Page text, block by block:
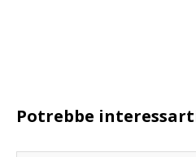
Potrebbe